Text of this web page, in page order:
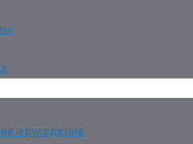
и рукоделие